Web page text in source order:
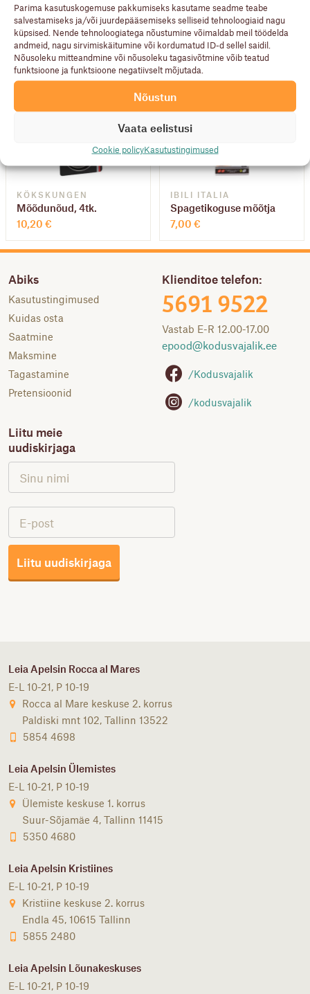
Parima kasutuskogemuse pakkumiseks kasutame seadme teabe
salvestamiseks ja/või juurdepääsemiseks selliseid tehnoloogiaid nagu
küpsised. Nende tehnoloogiatega nõustumine võimaldab meil töödelda
andmeid, nagu sirvimiskäitumine või kordumatud ID-d sellel saidil.
Nõusoleku mitteandmine või nõusoleku tagasivõtmine võib teatud
funktsioone ja funktsioone negatiivselt mõjutada.
Nõustun
Vaata eelistusi
Cookie policyKasutustingimused
FIVE SIMPLY SMART
Mõõdukann, 900ml, plast
6,80€
IBILI ACCESORIOS
Mõõdukulbid, 4tk/kpl.
12,50€
KÖKSKUNGEN
Mõõdunõud, 4tk.
10,20 €
IBILI ITALIA
Spagetikoguse mõõtja
7,00 €
Abiks
Kasutustingimused
Kuidas osta
Saatmine
Maksmine
Tagastamine
Pretensioonid
Klienditoe telefon:
5691 9522
Vastab E-R 12.00-17.00
epood@kodusvajalik.ee
/Kodusvajalik
/kodusvajalik
Liitu meie
uudiskirjaga
Liitu uudiskirjaga
Leia Apelsin Rocca al Mares
E-L 10-21, P 10-19
Rocca al Mare keskuse 2. korrus
Paldiski mnt 102, Tallinn 13522
5854 4698
Leia Apelsin Ülemistes
E-L 10-21, P 10-19
Ülemiste keskuse 1. korrus
Suur-Sõjamäe 4, Tallinn 11415
5350 4680
Leia Apelsin Kristiines
E-L 10-21, P 10-19
Kristiine keskuse 2. korrus
Endla 45, 10615 Tallinn
5855 2480
Leia Apelsin Lõunakeskuses
E-L 10-21, P 10-19